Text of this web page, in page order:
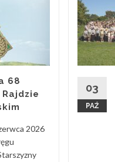
68
2026
03
PAŹ